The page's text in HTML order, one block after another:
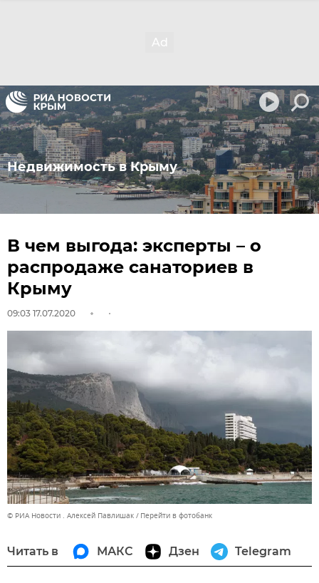
Недвижимость в Крыму
В чем выгода: эксперты – о
распродаже санаториев в
Крыму
09:03 17.07.2020
© РИА Новости . Алексей Павлишак Перейти в фотобанк
Читать в МАКС Дзен Telegram